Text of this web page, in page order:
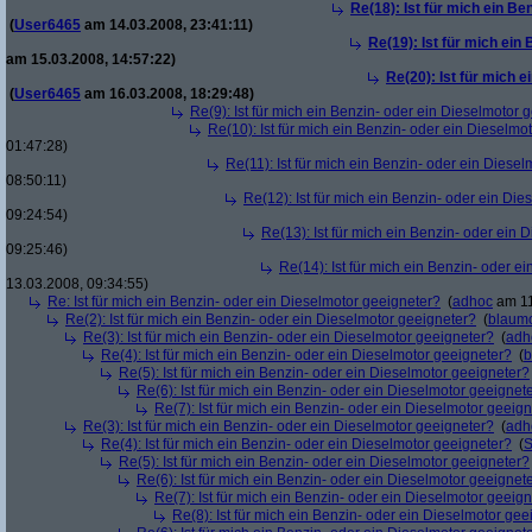
Re(18): Ist für mich ein
(User6465 am 14.03.2008, 23:41:11)
Re(19): Ist für mich ein
am 15.03.2008, 14:57:22)
Re(20): Ist für mich
(User6465 am 16.03.2008, 18:29:48)
Re(9): Ist für mich ein Benzin- oder ein Dieselmotor
Re(10): Ist für mich ein Benzin- oder ein
01:47:28)
Re(11): Ist für mich ein Benzin- oder ein
08:50:11)
Re(12): Ist für mich ein Benzin- oder ein
09:24:54)
Re(13): Ist für mich ein Benzin- oder ein
09:25:46)
Re(14): Ist für mich ein Benzin- oder
13.03.2008, 09:34:55)
Re: Ist für mich ein Benzin- oder ein Dieselmotor geeigneter? (adhoc am
Re(2): Ist für mich ein Benzin- oder ein Dieselmotor geeigneter? (
Re(3): Ist für mich ein Benzin- oder ein Dieselmotor geeigneter? (
Re(4): Ist für mich ein Benzin- oder ein Dieselmotor geeigneter? (
Re(5): Ist für mich ein Benzin- oder ein Dieselmotor geeigneter?
Re(6): Ist für mich ein Benzin- oder ein Dieselmotor
Re(7): Ist für mich ein Benzin- oder ein Dieselmotor
Re(3): Ist für mich ein Benzin- oder ein Dieselmotor geeigneter? (
Re(4): Ist für mich ein Benzin- oder ein Dieselmotor geeigneter? (
Re(5): Ist für mich ein Benzin- oder ein Dieselmotor geeigneter?
Re(6): Ist für mich ein Benzin- oder ein Dieselmotor
Re(7): Ist für mich ein Benzin- oder ein Dieselmotor
Re(8): Ist für mich ein Benzin- oder ein Dieselmotor